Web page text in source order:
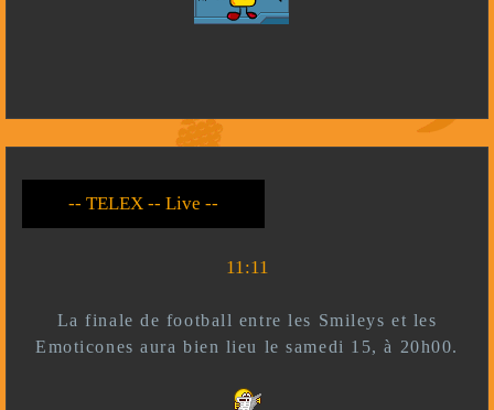
-- Live --- TELEX --
-- *)^^(* --
11:11
La finale de football entre les Smileys et les
Emoticones aura bien lieu le samedi 15, à 20h00.